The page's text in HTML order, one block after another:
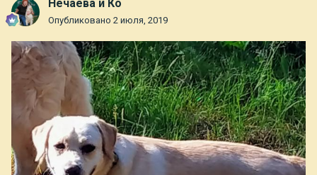
Нечаева и Ко
Опубликовано 2 июля, 2019